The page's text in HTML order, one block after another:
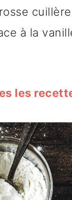
à la
les